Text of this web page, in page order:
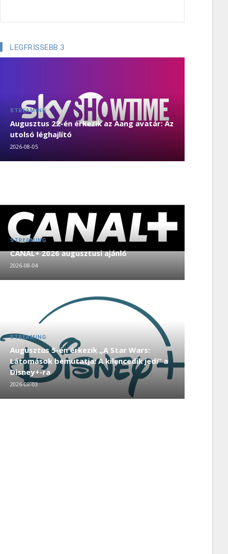
LEGFRISSEBB 3
STREAMING
Augusztus 22-én érkezik az Aang avatár: Az
utolsó léghajlító
2026-08-05
STREAMING
CANAL+ 2026 augusztusi ajánló
2026-08-04
STREAMING
Augusztus 5-én érkezik „A Star Wars:
Látomások bemutatja: A kilencedik jedi” a
Disney+-ra
2026-08-03